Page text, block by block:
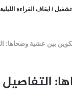
تشغيل / ايقاف القراءة الليلية